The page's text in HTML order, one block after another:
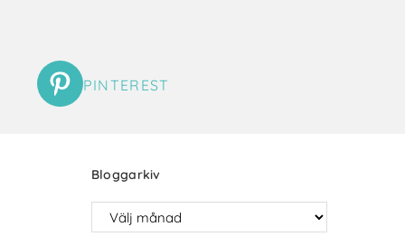
PINTEREST
Bloggarkiv